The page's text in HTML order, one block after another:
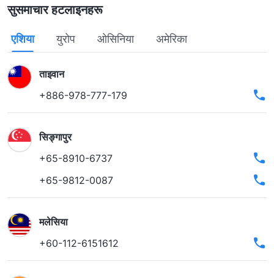
सुसमाचार हटलाइनहरू
एशिया युरोप ओसिनिया अमेरिका
ताइवान
+886-978-777-179
सिङ्गापुर
+65-8910-6737
+65-9812-0087
मलेसिया
+60-112-6151612